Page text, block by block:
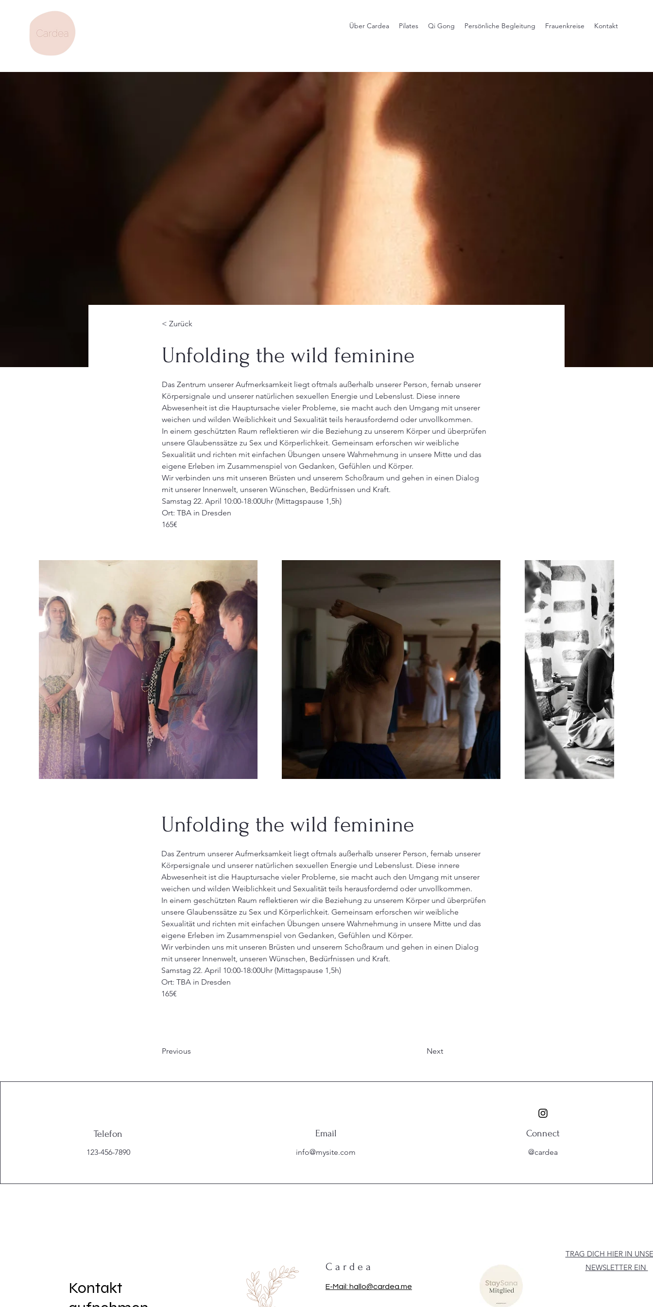
Über Cardea Pilates Qi Gong Persönliche Begleitung Frauenkreise Kontakt
< Zurück
Unfolding the wild feminine
Das Zentrum unserer Aufmerksamkeit liegt oftmals außerhalb unserer Person, fernab unserer
Körpersignale und unserer natürlichen sexuellen Energie und Lebenslust. Diese innere
Abwesenheit ist die Hauptursache vieler Probleme, sie macht auch den Umgang mit unserer
weichen und wilden Weiblichkeit und Sexualität teils herausfordernd oder unvollkommen.
In einem geschützten Raum reflektieren wir die Beziehung zu unserem Körper und überprüfen
unsere Glaubenssätze zu Sex und Körperlichkeit. Gemeinsam erforschen wir weibliche
Sexualität und richten mit einfachen Übungen unsere Wahrnehmung in unsere Mitte und das
eigene Erleben im Zusammenspiel von Gedanken, Gefühlen und Körper.
Wir verbinden uns mit unseren Brüsten und unserem Schoßraum und gehen in einen Dialog
mit unserer Innenwelt, unseren Wünschen, Bedürfnissen und Kraft.
Samstag 22. April 10:00-18:00Uhr (Mittagspause 1,5h)
Ort: TBA in Dresden
165€
Unfolding the wild feminine
Das Zentrum unserer Aufmerksamkeit liegt oftmals außerhalb unserer Person, fernab unserer
Körpersignale und unserer natürlichen sexuellen Energie und Lebenslust. Diese innere
Abwesenheit ist die Hauptursache vieler Probleme, sie macht auch den Umgang mit unserer
weichen und wilden Weiblichkeit und Sexualität teils herausfordernd oder unvollkommen.
In einem geschützten Raum reflektieren wir die Beziehung zu unserem Körper und überprüfen
unsere Glaubenssätze zu Sex und Körperlichkeit. Gemeinsam erforschen wir weibliche
Sexualität und richten mit einfachen Übungen unsere Wahrnehmung in unsere Mitte und das
eigene Erleben im Zusammenspiel von Gedanken, Gefühlen und Körper.
Wir verbinden uns mit unseren Brüsten und unserem Schoßraum und gehen in einen Dialog
mit unserer Innenwelt, unseren Wünschen, Bedürfnissen und Kraft.
Samstag 22. April 10:00-18:00Uhr (Mittagspause 1,5h)
Ort: TBA in Dresden
165€
Previous Next
Telefon
123-456-7890
Email
info@mysite.com
Connect
@cardea
Kontakt
C a r d e a
E-Mail: hallo@cardea.me
TRAG DICH HIER IN
NEWSLETTER EIN